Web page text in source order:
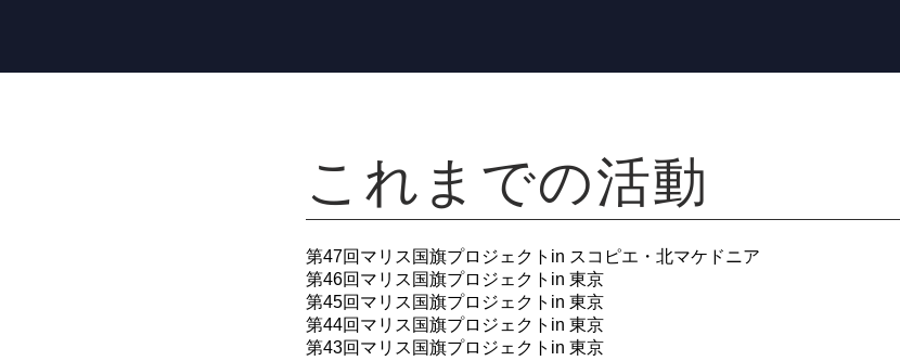
​これまでの活動
第47回マリス国旗プロジェクトin スコピエ・北マケドニア
第46回マリス国旗プロジェクトin 東京
第45回マリス国旗プロジェクトin 東京
第44回マリス国旗プロジェクトin 東京
第43回マリス国旗プロジェクトin 東京